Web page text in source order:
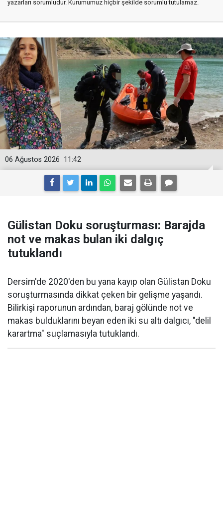
yazarları sorumludur. Kurumumuz hiçbir şekilde sorumlu tutulamaz.
11:42
06 Ağustos 2026
Gülistan Doku soruşturması: Barajda
not ve makas bulan iki dalgıç
tutuklandı
Dersim'de 2020'den bu yana kayıp olan Gülistan Doku
soruşturmasında dikkat çeken bir gelişme yaşandı.
Bilirkişi raporunun ardından, baraj gölünde not ve
makas bulduklarını beyan eden iki su altı dalgıcı, "delil
karartma" suçlamasıyla tutuklandı.